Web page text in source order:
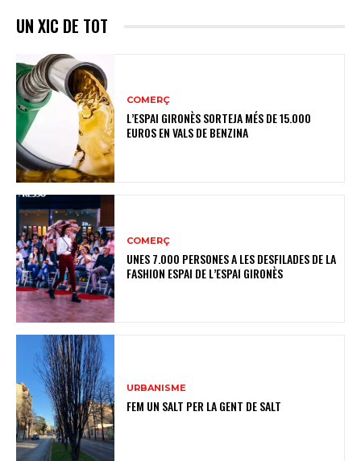
UN XIC DE TOT
COMERÇ
L’ESPAI GIRONÈS SORTEJA MÉS DE 15.000
EUROS EN VALS DE BENZINA
COMERÇ
UNES 7.000 PERSONES A LES DESFILADES DE LA
FASHION ESPAI DE L’ESPAI GIRONÈS
URBANISME
FEM UN SALT PER LA GENT DE SALT